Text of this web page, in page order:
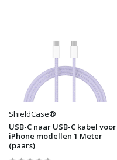
ShieldCase®
USB-C naar USB-C kabel voor
iPhone modellen 1 Meter
(paars)